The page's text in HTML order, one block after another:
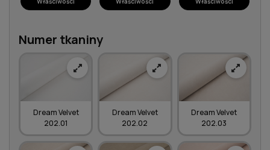
Numer tkaniny
Dream Velvet
202.01
Dream Velvet
202.02
Dream Velvet
202.03